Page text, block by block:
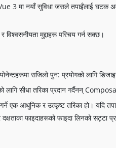
3 मा नयाँ सुविधा जसले तपाईंलाई घटक
मुद्दाहरू परिचय गर्न सक्छ।
सजिलो पुन: प्रयोगको लागि
लागि सीधा तरिका प्रदान गर्दैनन्
एक आधुनिक र उत्कृष्ट तरिका हो। यदि
फाइदाहरूको फाइदा लिनको सट्टा